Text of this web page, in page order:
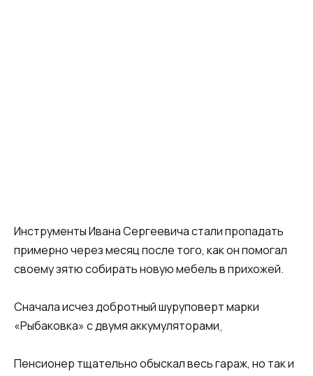
Инструменты Ивана Сергеевича стали пропадать
примерно через месяц после того, как он помогал
своему зятю собирать новую мебель в прихожей.
Сначала исчез добротный шуруповерт марки
«Рыбаковка» с двумя аккумуляторами.
Пенсионер тщательно обыскал весь гараж, но так и